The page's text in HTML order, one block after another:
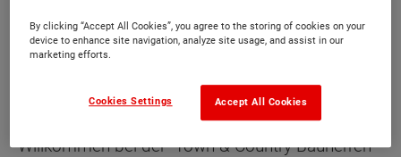
Willkommen bei der "Town & Country Bauherren-
By clicking “Accept All Cookies”, you agree to the storing of cookies on your
device to enhance site navigation, analyze site usage, and assist in our
marketing efforts.
Accept All Cookies
Cookies Settings